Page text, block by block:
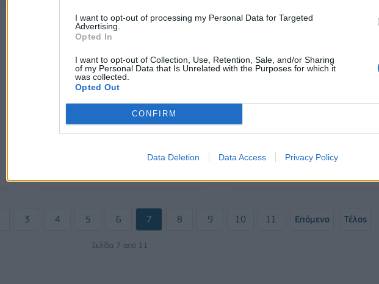
I want to opt-out of processing my Personal Data for Targeted
Advertising.
Opted In
I want to opt-out of Collection, Use, Retention, Sale, and/or Sharing
of my Personal Data that Is Unrelated with the Purposes for which it
was collected.
Opted Out
CONFIRM
Data Deletion Data Access Privacy Policy
mobilefees.gov.gr
3 4 5 6 7 8 9 10 11 Επόμενο Τέλος
Σελίδα 7 από 11